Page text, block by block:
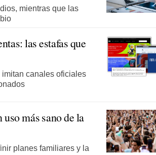
mientras que las
las estafas que
imitan canales oficiales
más sano de la
planes familiares y la